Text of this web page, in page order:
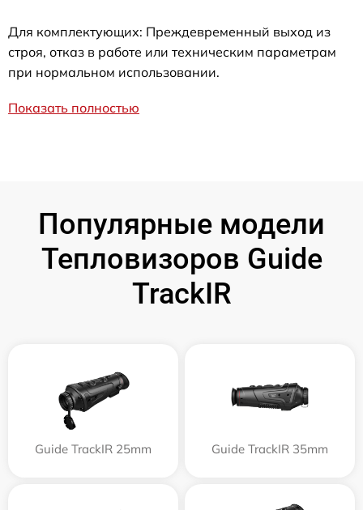
Для комплектующих: Преждевременный выход из
строя, отказ в работе или техническим параметрам
при нормальном использовании.
Показать полностью
Популярные модели
Тепловизоров Guide
TrackIR
Guide TrackIR 25mm Guide TrackIR 35mm